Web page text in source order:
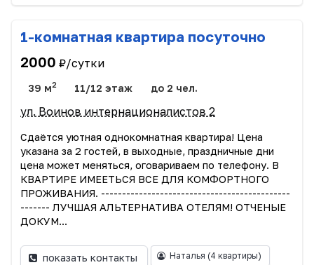
1-комнатная квартира посуточно
2000 ₽/сутки
39 м2 11/12 этаж до 2 чел.
ул. Воинов интернационалистов 2
Сдаётся уютная однокомнатная квартира! Цена
указана за 2 гостей, в выходные, праздничные дни
цена может меняться, оговариваем по телефону. В
КВАРТИРЕ ИМЕЕТЬСЯ ВСЕ ДЛЯ КОМФОРТНОГО
ПРОЖИВАНИЯ. ---------------------------------------------
------- ЛУЧШАЯ АЛЬТЕРНАТИВА ОТЕЛЯМ! ОТЧЕНЫЕ
ДОКУМ...
показать контакты Наталья (4 квартиры)